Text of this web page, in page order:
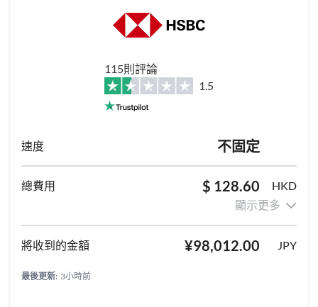
115則評論
1.5
不固定
$ 128.60
HKD
顯示更多
¥98,012.00 JPY
最後更新: 3小時前